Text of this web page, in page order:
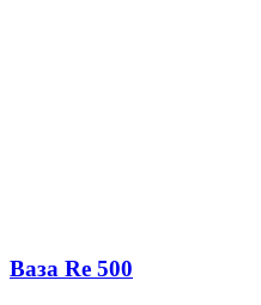
Ваза Re 500